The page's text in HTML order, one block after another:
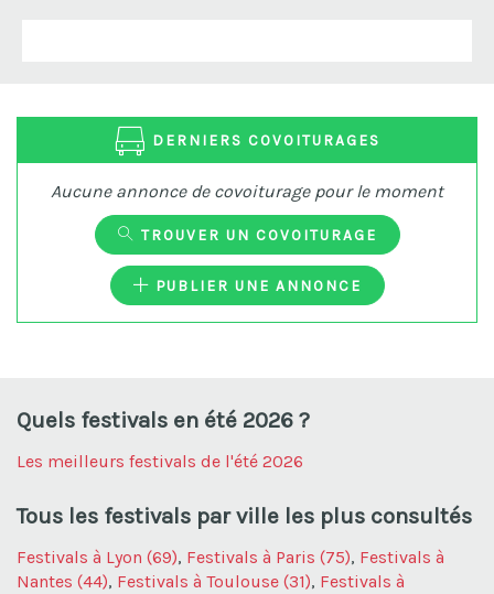
DERNIERS COVOITURAGES
Aucune annonce de covoiturage pour le moment
TROUVER UN COVOITURAGE
PUBLIER UNE ANNONCE
Quels festivals en été 2026 ?
Les meilleurs festivals de l'été 2026
Tous les festivals par ville les plus consultés
Festivals à Lyon (69), Festivals à Paris (75), Festivals à
Nantes (44), Festivals à Toulouse (31), Festivals à